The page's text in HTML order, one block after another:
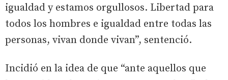
igualdad y estamos orgullosos. Libertad para
todos los hombres e igualdad entre todas las
personas, vivan donde vivan”, sentenció.
Incidió en la idea de que “ante aquellos que